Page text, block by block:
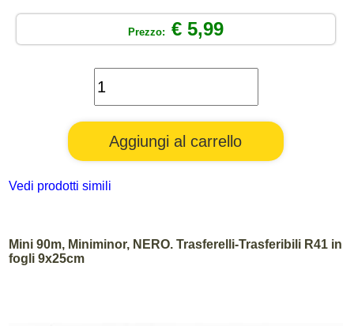
Prezzo: € 5,99
Vedi prodotti simili
Mini 90m, Miniminor, NERO. Trasferelli-Trasferibili R41 in
fogli 9x25cm